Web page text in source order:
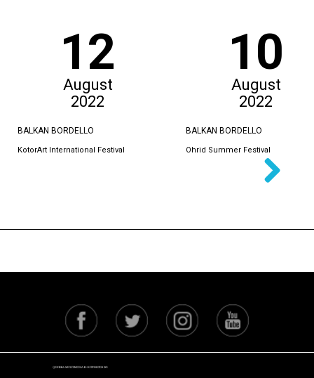
12
August
2022
BALKAN BORDELLO
KotorArt International Festival
10
August
2022
BALKAN BORDELLO
Ohrid Summer Festival